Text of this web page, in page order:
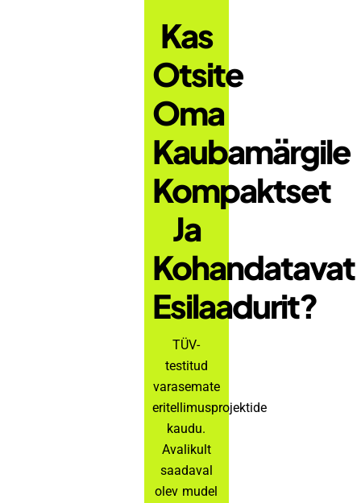
Kas
Otsite
Oma
Kaubamärgile
Kompaktset
Ja
Kohandatavat
Esilaadurit?
TÜV-
testitud
varasemate
eritellimusprojektide
kaudu.
Avalikult
saadaval
olev mudel